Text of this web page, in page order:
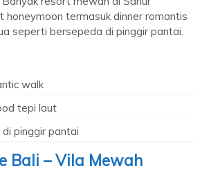
honeymoon termasuk dinner romantis
seperti bersepeda di pinggir pantai.
walk
tepi laut
pinggir pantai
Bali – Vila Mewah